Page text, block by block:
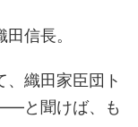
信長。
、織田家臣団ト
と聞けば、も